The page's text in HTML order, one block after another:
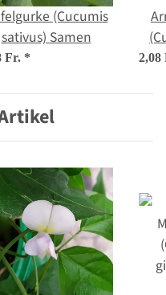
(Cucumis
sativus) Samen
Fr. *